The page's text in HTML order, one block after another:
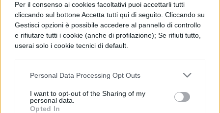
Per il consenso ai cookies facoltativi puoi accettarli tutti
cliccando sul bottone Accetta tutti qui di seguito. Cliccando su
Gestisci opzioni è possibile accedere al pannello di controllo
e rifiutare tutti i cookie (anche di profilazione); Se rifiuti tutto,
userai solo i cookie tecnici di default.
Personal Data Processing Opt Outs
I want to opt-out of the Sharing of my
personal data.
Opted In
TI POTREBBE INTERESSARE
Tesina e collegamenti
sul Male Di Vivere